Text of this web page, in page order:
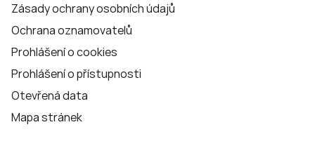
Zásady ochrany osobních údajů
Ochrana oznamovatelů
Prohlášení o cookies
Prohlášení o přístupnosti
Otevřená data
Mapa stránek